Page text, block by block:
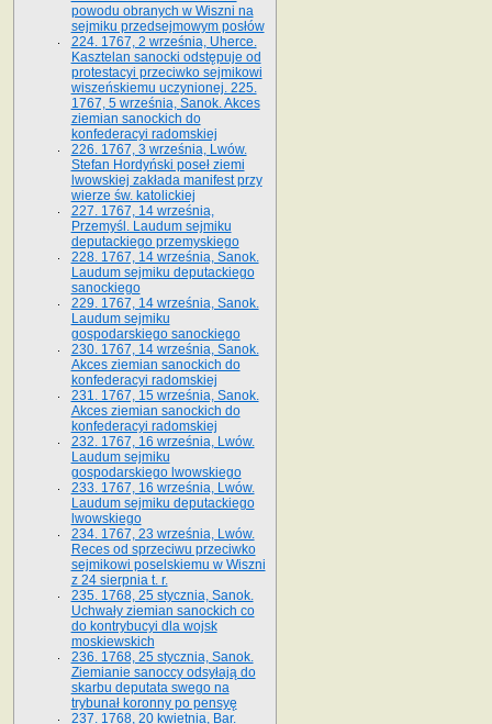
powodu obranych w Wiszni na
sejmiku przedsejmo­wym posłów
224. 1767, 2 września, Uherce.
Kasztelan sanocki odstępuje od
protestacyi przeciwko sejmikowi
wiszeńskiemu uczynionej. 225.
1767, 5 września, Sanok. Akces
ziemian sanockich do
konfederacyi radomskiej
226. 1767, 3 września, Lwów.
Stefan Hordyński poseł ziemi
lwowskiej zakłada manifest przy
wierze św. ka­tolickiej
227. 1767, 14 września,
Przemyśl. Laudum sejmiku
deputackiego przemyskiego
228. 1767, 14 września, Sanok.
Laudum sejmiku deputackiego
sanockiego
229. 1767, 14 września, Sanok.
Laudum sejmiku
gospodarskiego sanockiego
230. 1767, 14 września, Sanok.
Akces ziemian sanockich do
konfederacyi radomskiej
231. 1767, 15 września, Sanok.
Akces ziemian sanockich do
konfederacyi radomskiej
232. 1767, 16 września, Lwów.
Laudum sejmiku
gospodarskiego lwowskiego
233. 1767, 16 września, Lwów.
Laudum sejmiku deputackiego
lwowskiego
234. 1767, 23 września, Lwów.
Reces od sprzeciwu przeciwko
sejmikowi poselskiemu w Wiszni
z 24 sierpnia t. r.
235. 1768, 25 stycznia, Sanok.
Uchwały ziemian sanockich co
do kontrybucyi dla wojsk
moskiewskich
236. 1768, 25 stycznia, Sanok.
Ziemianie sanoccy odsyłają do
skarbu deputata swego na
trybunał koronny po pensyę
237. 1768, 20 kwietnia, Bar.